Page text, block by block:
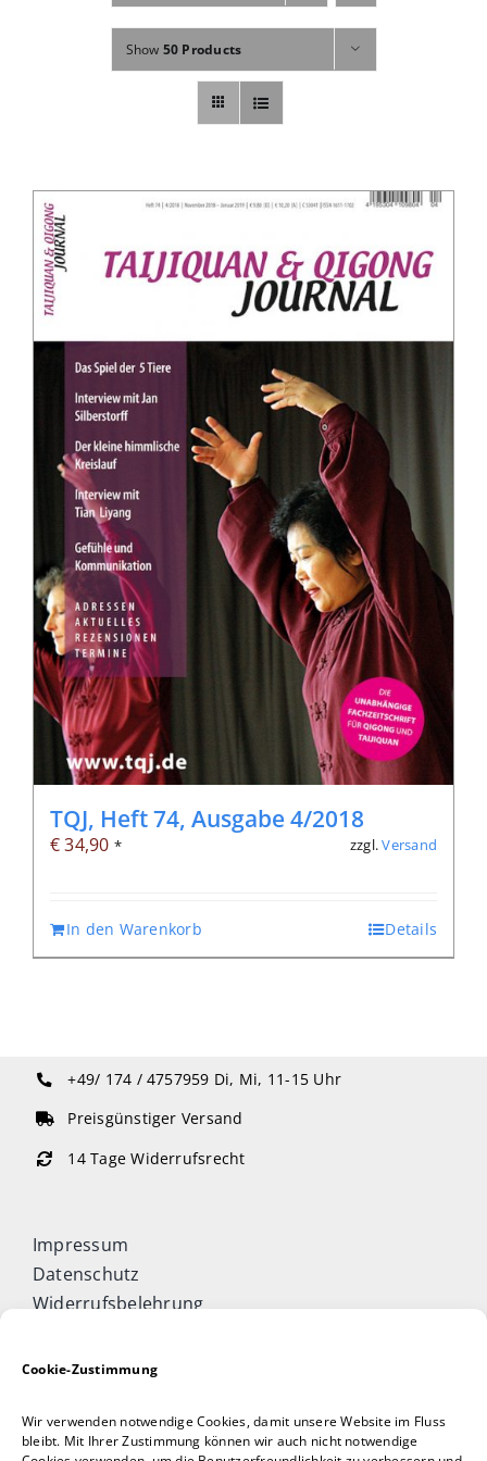
Cookie-Zustimmung
Wir verwenden notwendige Cookies, damit unsere Website im Fluss
bleibt. Mit Ihrer Zustimmung können wir auch nicht notwendige
Fachbücher
Poster, Karten, Medien
Abo
Show 50 Products
TQJ, Heft 74, Ausgabe 4/2018
€34,90 * zzgl.Versand
In den Warenkorb Details
+49/ 174 / 4757959 Di, Mi, 11-15 Uhr
Preisgünstiger Versand
14 Tage Widerrufsrecht
Impressum
Datenschutz
Widerrufsbelehrung
Allgemeine Geschäftsbedingungen
Taijiquan & Qigong Journal